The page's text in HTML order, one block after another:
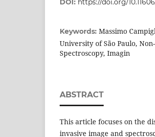
DOI: https://doi.org/
Keywords: Massimo
University of São Paulo,
Spectroscopy, Imagin
ABSTRACT
This article focuses on the
invasive image and